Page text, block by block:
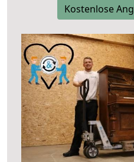
Kostenlose